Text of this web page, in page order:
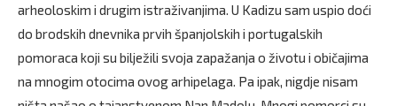
arheoloskim i drugim istraživanjima. U Kadizu sam uspio doći
do brodskih dnevnika prvih španjolskih i portugalskih
pomoraca koji su bilježili svoja zapažanja o životu i običajima
na mnogim otocima ovog arhipelaga. Pa ipak, nigdje nisam